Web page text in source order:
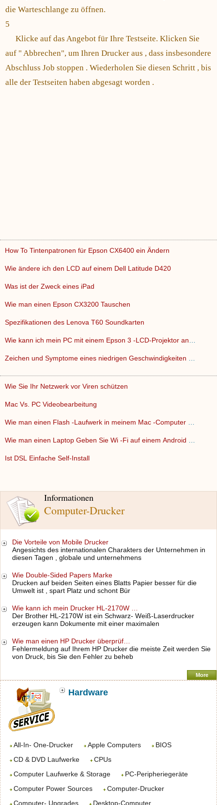
Informationen
Computer-Drucker
Die Vorteile von Mobile Drucker
Angesichts des internationalen Charakters der Unternehmen in
diesen Tagen , globale und unternehmens
Wie Double-Sided Papers Marke
Drucken auf beiden Seiten eines Blatts Papier besser für die
Umwelt ist , spart Platz und schont Bür
Wie kann ich mein Drucker HL-2170W …
Der Brother HL-2170W ist ein Schwarz- Weiß-Laserdrucker
erzeugen kann Dokumente mit einer maximalen
Wie man einen HP Drucker überprüf…
Fehlermeldung auf Ihrem HP Drucker die meiste Zeit werden Sie
von Druck, bis Sie den Fehler zu beheb
More
Hardware
All-In- One-Drucker Apple Computers
BIOS
CD & DVD Laufwerke
CPUs
Computer Laufwerke & Storage
PC-Peripheriegeräte
Computer Power Sources
Computer-Drucker
Computer- Upgrades
Desktop-Computer
die Warteschlange zu öffnen.
5
Klicke auf das Angebot für Ihre Testseite. Klicken Sie
auf " Abbrechen", um Ihren Drucker aus , dass insbesondere
Abschluss Job stoppen . Wiederholen Sie diesen Schritt , bis
alle der Testseiten haben abgesagt worden .
How To Tintenpatronen für Epson CX6400 ein Ändern
Wie ändere ich den LCD auf einem Dell Latitude D420
Was ist der Zweck eines iPad
Wie man einen Epson CX3200 Tauschen
Spezifikationen des Lenova T60 Soundkarten
Wie Sie Ihr Netzwerk vor Viren schützen
Mac Vs. PC Videobearbeitung
Ist DSL Einfache Self-Install